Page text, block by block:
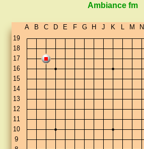
Ambiance fm